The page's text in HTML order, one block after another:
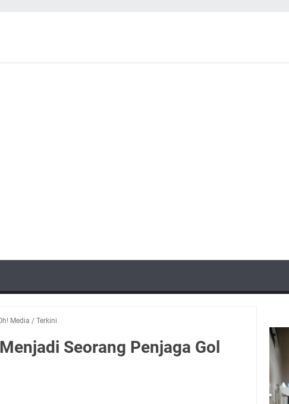
Media / Terkini
Seorang Penjaga Gol